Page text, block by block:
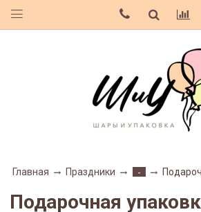
Главная Праздники -
Подарочная